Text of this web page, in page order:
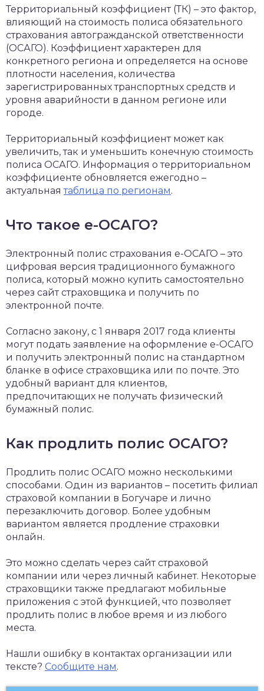
Территориальный коэффициент (ТК) – это фактор,
влияющий на стоимость полиса обязательного
страхования автогражданской ответственности
(ОСАГО). Коэффициент характерен для
конкретного региона и определяется на основе
плотности населения, количества
зарегистрированных транспортных средств и
уровня аварийности в данном регионе или
городе.
Территориальный коэффициент может как
увеличить, так и уменьшить конечную стоимость
полиса ОСАГО. Информация о территориальном
коэффициенте обновляется ежегодно –
актуальнаятаблица по регионам.
Что такое е-ОСАГО?
Электронный полис страхования е-ОСАГО – это
цифровая версия традиционного бумажного
полиса, который можно купить самостоятельно
через сайт страховщика и получить по
электронной почте.
Согласно закону, с 1 января 2017 года клиенты
могут подать заявление на оформление е-ОСАГО
и получить электронный полис на стандартном
бланке в офисе страховщика или по почте. Это
удобный вариант для клиентов,
предпочитающих не получать физический
бумажный полис.
Как продлить полис ОСАГО?
Продлить полис ОСАГО можно несколькими
способами. Один из вариантов – посетить филиал
страховой компании в Богучаре и лично
перезаключить договор. Более удобным
вариантом является продление страховки
онлайн.
Это можно сделать через сайт страховой
компании или через личный кабинет. Некоторые
страховщики также предлагают мобильные
приложения с этой функцией, что позволяет
продлить полис в любое время и из любого
места.
Нашли ошибку в контактах организации или
тексте? Сообщите нам.